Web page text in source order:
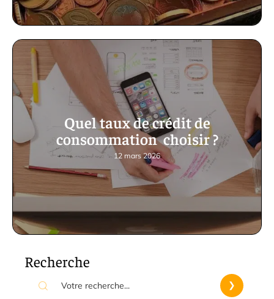
Quel taux de crédit de
consommation choisir ?
12 mars 2026
Recherche